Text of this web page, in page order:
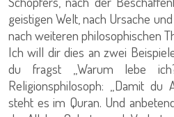
geistigen Welt, nach Ursache
nach weiteren philosophischen
Ich will dir dies an zwei
du fragst „Warum lebe
Religionsphilosoph: „Damit du
steht es im Quran. Und